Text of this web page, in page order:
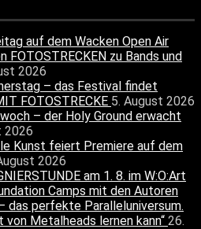
auf dem Wacken Open Air
FOTOSTRECKEN zu Bands und
2026
– das Festival findet
FOTOSTRECKE 5. August 2026
– der Holy Ground erwacht
2026
Kunst feiert Premiere auf dem
2026
am 1. 8. im W:O:Art
Camps mit den Autoren
das perfekte Paralleluniversum.
Metalheads lernen kann“ 26.